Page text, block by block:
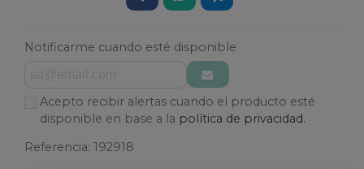
Notificarme cuando esté disponible
Acepto recibir alertas cuando el producto esté
disponible en base a la política de privacidad.
Referencia: 192918